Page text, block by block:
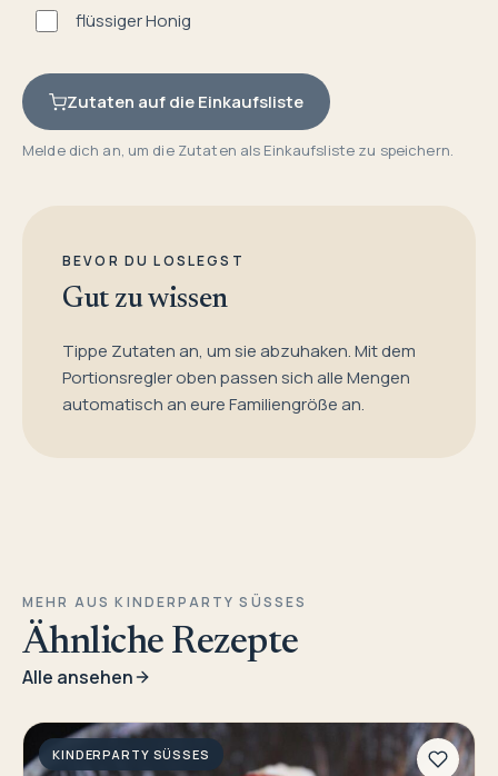
flüssiger Honig
Zutaten auf die Einkaufsliste
Melde dich an, um die Zutaten als Einkaufsliste zu speichern.
BEVOR DU LOSLEGST
Gut zu wissen
Tippe Zutaten an, um sie abzuhaken. Mit dem
Portionsregler oben passen sich alle Mengen
automatisch an eure Familiengröße an.
MEHR AUS KINDERPARTY SÜSSES
Ähnliche Rezepte
Alle ansehen
KINDERPARTY SÜSSES